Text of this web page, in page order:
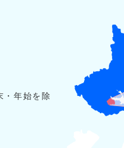
・年始を除